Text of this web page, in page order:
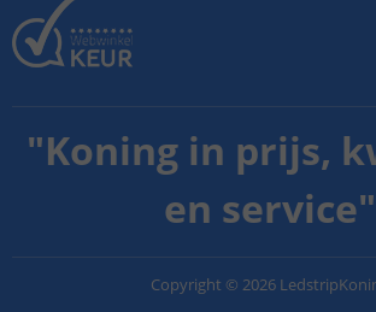
"Koning in prijs,
en service"
Copyright © 2026